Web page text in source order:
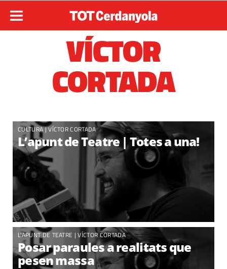
VÍCTOR
CORTADA
CULTURA|VÍCTOR CORTADA
L’apunt de Teatre | Totes a una!
L'APUNT DE TEATRE |VÍCTOR CORTADA
Posar paraules a realitats que
pesen massa